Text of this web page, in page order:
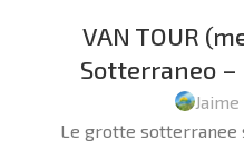
VAN TOUR
Sotterraneo –
Le grotte sotterranee